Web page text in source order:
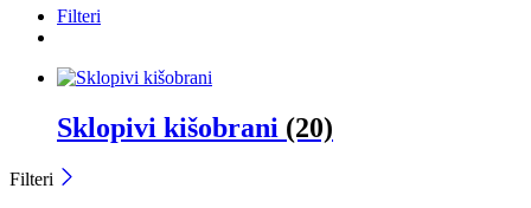
Filteri
Sklopivi kišobrani (20)
Filteri